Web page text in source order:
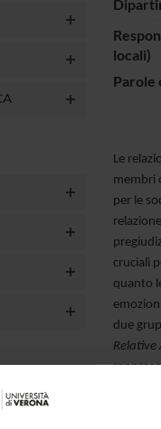
locali)
Parole
Le
membri
per le
cruciali
quanto
due
le